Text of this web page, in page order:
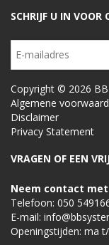
SCHRIJF U IN VOOR
Copyright © 2026
Algemene
Disclaimer
Privacy Statement
VRAGEN OF EEN
Neem contact
Telefoon: 050
E-mail:
Openingstijden: ma